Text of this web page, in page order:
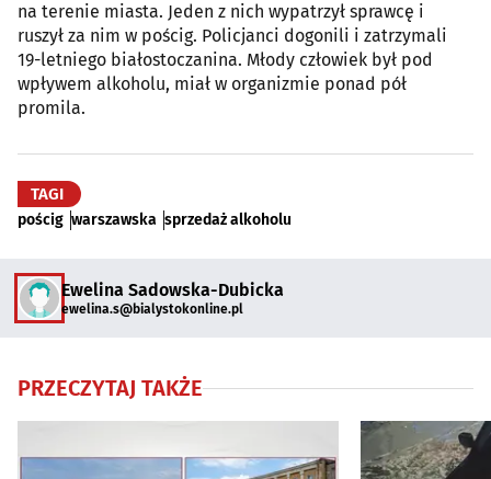
na terenie miasta. Jeden z nich wypatrzył sprawcę i
ruszył za nim w pościg. Policjanci dogonili i zatrzymali
19-letniego białostoczanina. Młody człowiek był pod
wpływem alkoholu, miał w organizmie ponad pół
promila.
TAGI
pościg warszawska sprzedaż alkoholu
Ewelina Sadowska-Dubicka
ewelina.s@bialystokonline.pl
PRZECZYTAJ TAKŻE